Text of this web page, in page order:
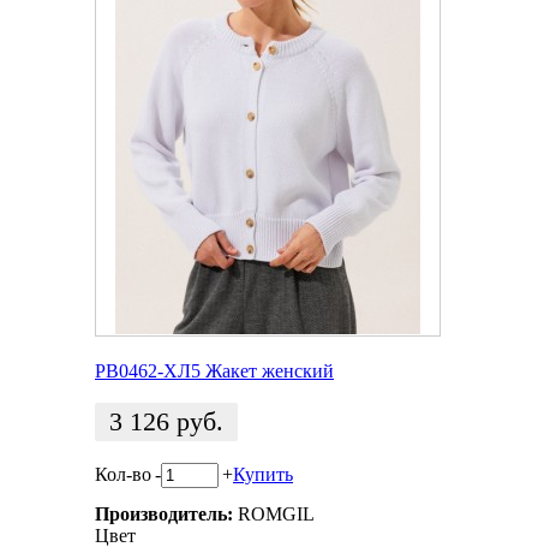
РВ0462-ХЛ5 Жакет женский
3 126 руб.
Кол-во- +Купить
Производитель: ROMGIL
Цвет